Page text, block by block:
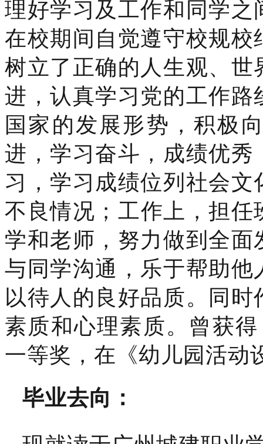
理好学习及工作和同学
在校期间自觉遵守校规
树立了正确的人生观、
进，认真学习党的工作
国家的发展形势，积极
进，学习奋斗，成绩优
习，学习成绩位列社会
不良情况；工作上，担
学和老师，努力做到全
与同学沟通，乐于帮助
以待人的良好品质。
同时
素质和心理素质。曾获
一等奖，在《幼儿园活动
毕业去向：